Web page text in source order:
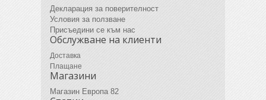
Декларация за поверителност
Условия за ползване
Присъедини се към нас
Обслужване на клиенти
Доставка
Плащане
Магазини
Магазин Европа 82